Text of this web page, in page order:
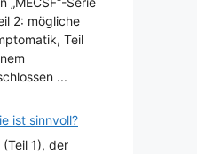
2: mögliche
Teil
...
ist sinnvoll?
1), der